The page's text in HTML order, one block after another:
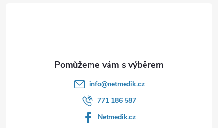
info@netmedik.cz
771 186 587
Netmedik.cz